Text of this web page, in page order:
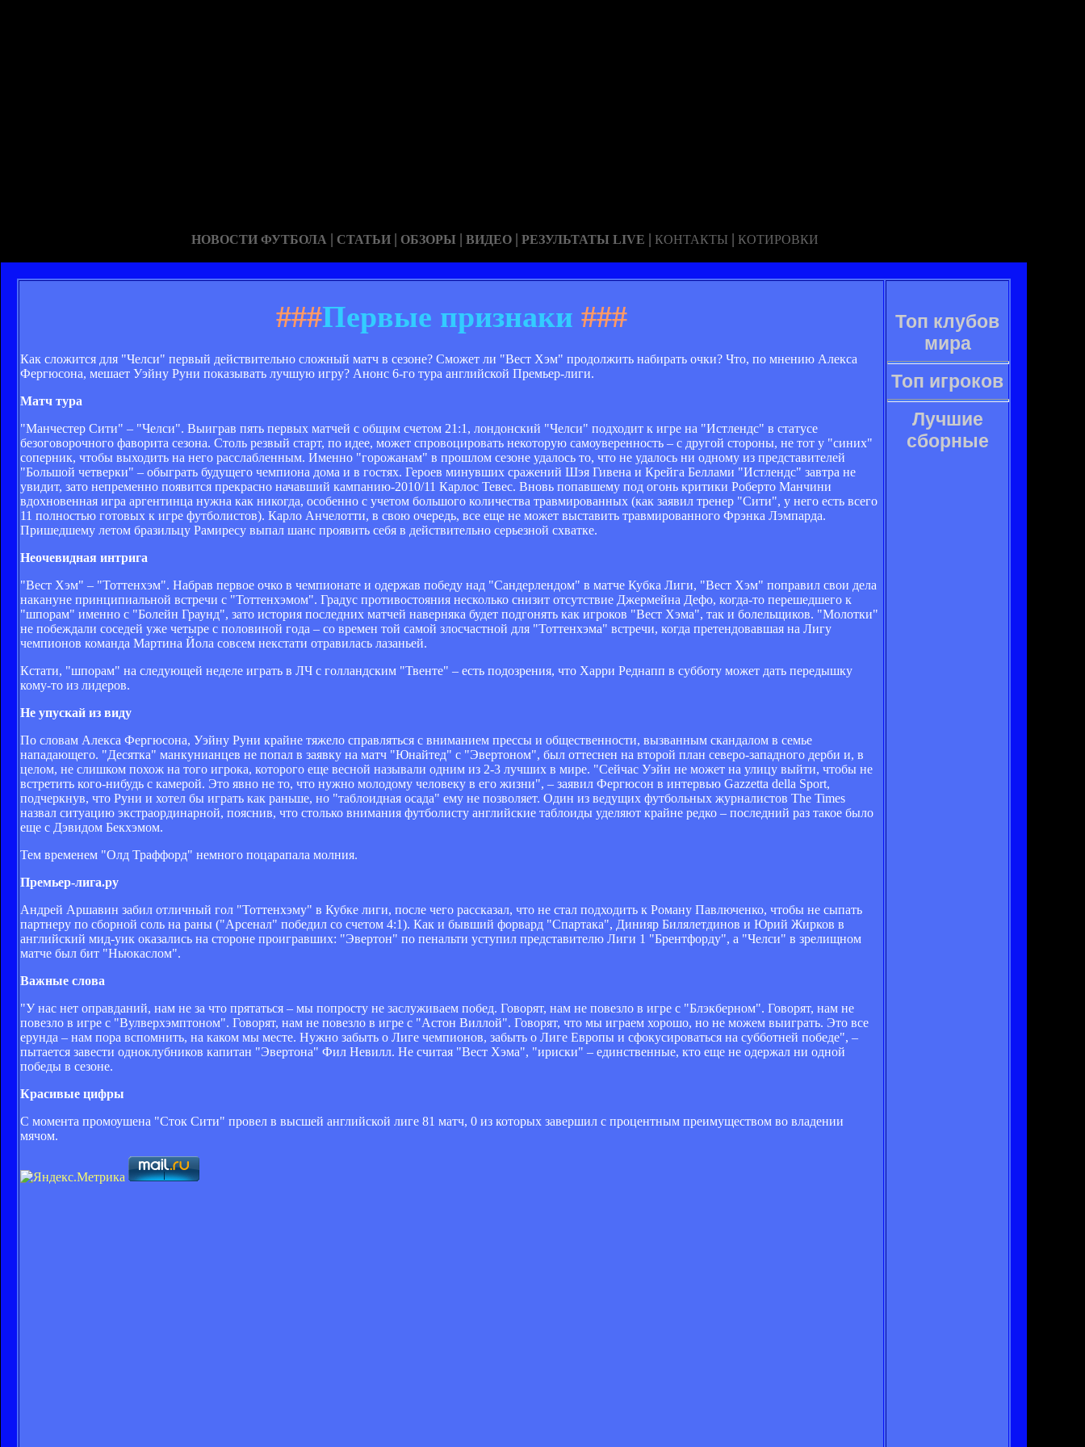
НОВОСТИ ФУТБОЛА | СТАТЬИ | ОБЗОРЫ | ВИДЕО | РЕЗУЛЬТАТЫ LIVE | КОНТАКТЫ | КОТИРОВКИ
###Первые признаки ###
Как сложится для "Челси" первый действительно сложный матч в сезоне? Сможет ли "Вест Хэм" продолжить набирать очки? Что, по мнению Алекса
Фергюсона, мешает Уэйну Руни показывать лучшую игру? Анонс 6-го тура английской Премьер-лиги.
Матч тура
"Манчестер Сити" – "Челси". Выиграв пять первых матчей с общим счетом 21:1, лондонский "Челси" подходит к игре на "Истлендс" в статусе
безоговорочного фаворита сезона. Столь резвый старт, по идее, может спровоцировать некоторую самоуверенность – с другой стороны, не тот у "синих"
соперник, чтобы выходить на него расслабленным. Именно "горожанам" в прошлом сезоне удалось то, что не удалось ни одному из представителей
"Большой четверки" – обыграть будущего чемпиона дома и в гостях. Героев минувших сражений Шэя Гивена и Крейга Беллами "Истлендс" завтра не
увидит, зато непременно появится прекрасно начавший кампанию-2010/11 Карлос Тевес. Вновь попавшему под огонь критики Роберто Манчини
вдохновенная игра аргентинца нужна как никогда, особенно с учетом большого количества травмированных (как заявил тренер "Сити", у него есть всего
11 полностью готовых к игре футболистов). Карло Анчелотти, в свою очередь, все еще не может выставить травмированного Фрэнка Лэмпарда.
Пришедшему летом бразильцу Рамиресу выпал шанс проявить себя в действительно серьезной схватке.
Неочевидная интрига
"Вест Хэм" – "Тоттенхэм". Набрав первое очко в чемпионате и одержав победу над "Сандерлендом" в матче Кубка Лиги, "Вест Хэм" поправил свои дела
накануне принципиальной встречи с "Тоттенхэмом". Градус противостояния несколько снизит отсутствие Джермейна Дефо, когда-то перешедшего к
"шпорам" именно с "Болейн Граунд", зато история последних матчей наверняка будет подгонять как игроков "Вест Хэма", так и болельщиков. "Молотки"
не побеждали соседей уже четыре с половиной года – со времен той самой злосчастной для "Тоттенхэма" встречи, когда претендовавшая на Лигу
чемпионов команда Мартина Йола совсем некстати отравилась лазаньей.
Кстати, "шпорам" на следующей неделе играть в ЛЧ с голландским "Твенте" – есть подозрения, что Харри Реднапп в субботу может дать передышку
кому-то из лидеров.
Не упускай из виду
По словам Алекса Фергюсона, Уэйну Руни крайне тяжело справляться с вниманием прессы и общественности, вызванным скандалом в семье
нападающего. "Десятка" манкунианцев не попал в заявку на матч "Юнайтед" с "Эвертоном", был оттеснен на второй план северо-западного дерби и, в
целом, не слишком похож на того игрока, которого еще весной называли одним из 2-3 лучших в мире. "Сейчас Уэйн не может на улицу выйти, чтобы не
встретить кого-нибудь с камерой. Это явно не то, что нужно молодому человеку в его жизни", – заявил Фергюсон в интервью Gazzetta della Sport,
подчеркнув, что Руни и хотел бы играть как раньше, но "таблоидная осада" ему не позволяет. Один из ведущих футбольных журналистов The Times
назвал ситуацию экстраординарной, пояснив, что столько внимания футболисту английские таблоиды уделяют крайне редко – последний раз такое было
еще с Дэвидом Бекхэмом.
Тем временем "Олд Траффорд" немного поцарапала молния.
Премьер-лига.ру
Андрей Аршавин забил отличный гол "Тоттенхэму" в Кубке лиги, после чего рассказал, что не стал подходить к Роману Павлюченко, чтобы не сыпать
партнеру по сборной соль на раны ("Арсенал" победил со счетом 4:1). Как и бывший форвард "Спартака", Динияр Билялетдинов и Юрий Жирков в
английский мид-уик оказались на стороне проигравших: "Эвертон" по пенальти уступил представителю Лиги 1 "Брентфорду", а "Челси" в зрелищном
матче был бит "Ньюкаслом".
Важные слова
"У нас нет оправданий, нам не за что прятаться – мы попросту не заслуживаем побед. Говорят, нам не повезло в игре с "Блэкберном". Говорят, нам не
повезло в игре с "Вулверхэмптоном". Говорят, нам не повезло в игре с "Астон Виллой". Говорят, что мы играем хорошо, но не можем выиграть. Это все
ерунда – нам пора вспомнить, на каком мы месте. Нужно забыть о Лиге чемпионов, забыть о Лиге Европы и сфокусироваться на субботней победе", –
пытается завести одноклубников капитан "Эвертона" Фил Невилл. Не считая "Вест Хэма", "ириски" – единственные, кто еще не одержал ни одной
победы в сезоне.
Красивые цифры
С момента промоушена "Сток Сити" провел в высшей английской лиге 81 матч, 0 из которых завершил с процентным преимуществом во владении
мячом.
Топ клубов
мира
Топ игроков
Лучшие
сборные